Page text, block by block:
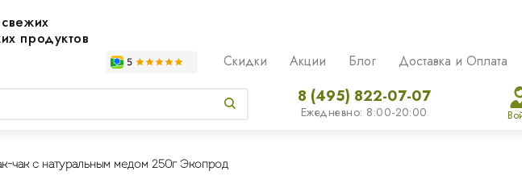
продуктов
Скидки Акции Блог Доставка и Оплата
8 (495) 822-07-07
Ежедневно: 8:00-20:00
чак с натуральным медом 250г Экопрод